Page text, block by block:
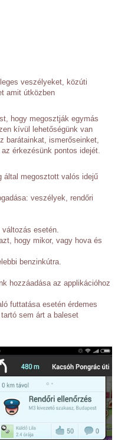
veszélyeket, közúti
amit útközben
hogy megosztják egymás
kívül lehetőségünk van
barátainkat, ismerőseinket,
érkezésünk pontos idejét.
által megosztott valós idejű
veszélyek, rendőri
esetén.
hogy mikor, vagy hova és
benzinkútra.
hozzáadása az applikációhoz
futtatása esetén érdemes
sem árt a baleset